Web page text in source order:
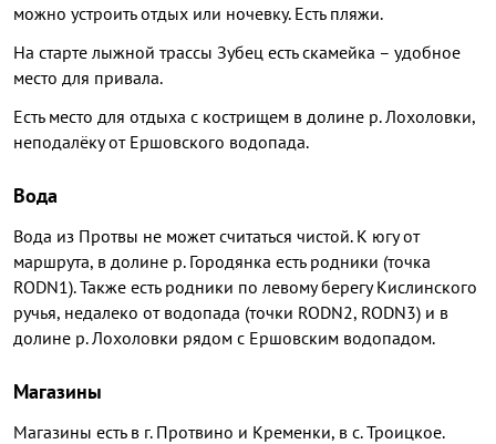
можно устроить отдых или ночевку. Есть пляжи.
На старте лыжной трассы Зубец есть скамейка – удобное
место для привала.
Есть место для отдыха с кострищем в долине р. Лохоловки,
неподалёку от Ершовского водопада.
Вода
Вода из Протвы не может считаться чистой. К югу от
маршрута, в долине р. Городянка есть родники (точка
RODN1). Также есть родники по левому берегу Кислинского
ручья, недалеко от водопада (точки RODN2, RODN3) и в
долине р. Лохоловки рядом с Ершовским водопадом.
Магазины
Магазины есть в г. Протвино и Кременки, в с. Троицкое.